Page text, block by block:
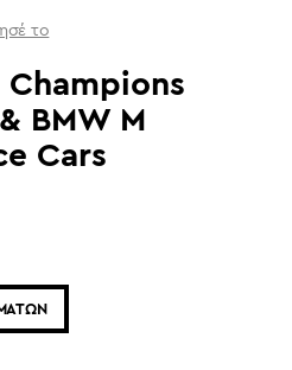
το
Champions
BMW M
Cars